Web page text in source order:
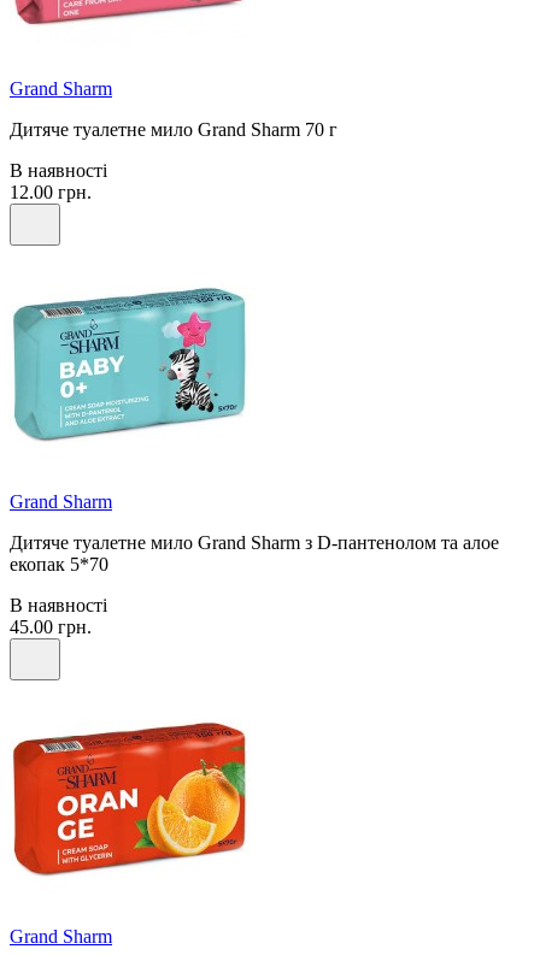
Grand Sharm
Дитяче туалетне мило Grand Sharm 70 г
В наявності
12.00 грн.
Grand Sharm
Дитяче туалетне мило Grand Sharm з D-пантенолом та алое
екопак 5*70
В наявності
45.00 грн.
Grand Sharm